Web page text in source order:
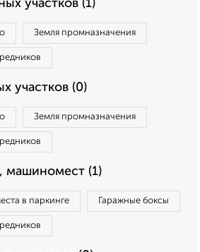
участков (1)
Земля промназначения
участков (0)
Земля промназначения
машиномест (1)
в паркинге Гаражные боксы